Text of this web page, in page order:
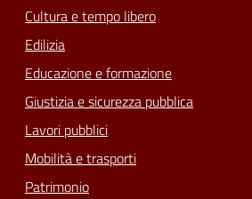
Cultura e tempo libero
Edilizia
Educazione e formazione
Giustizia e sicurezza pubblica
Lavori pubblici
Mobilità e trasporti
Patrimonio